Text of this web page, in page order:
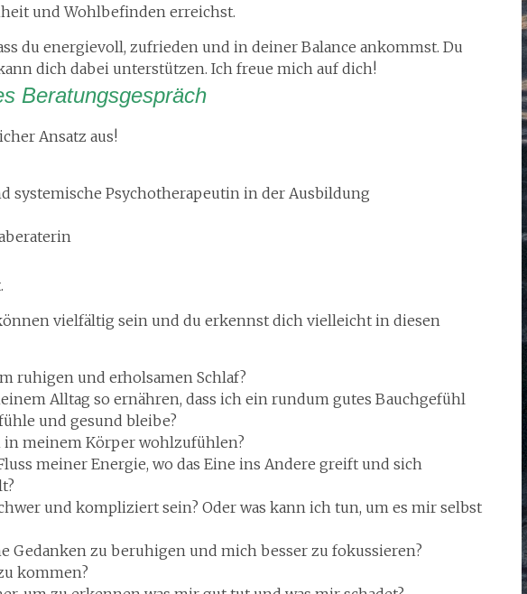
und Wohlbefinden erreichst.
du energievoll, zufrieden und in deiner Balance ankommst. Du
dich dabei unterstützen. Ich freue mich auf dich!
Beratungsgespräch
Ansatz aus!
systemische Psychotherapeutin in der Ausbildung
vielfältig sein und du erkennst dich vielleicht in diesen
ruhigen und erholsamen Schlaf?
Alltag so ernähren, dass ich ein rundum gutes Bauchgefühl
und gesund bleibe?
in meinem Körper wohlzufühlen?
meiner Energie, wo das Eine ins Andere greift und sich
und kompliziert sein? Oder was kann ich tun, um es mir selbst
Gedanken zu beruhigen und mich besser zu fokussieren?
kommen?